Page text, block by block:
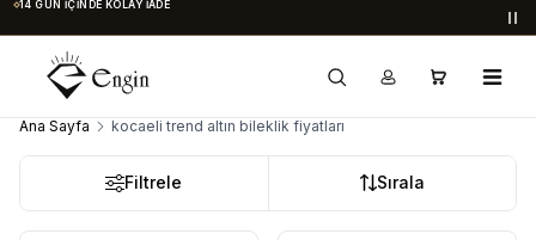
14 GÜN İÇINDE KOLAY İADE
Ana Sayfa kocaeli trend altın bileklik fiyatları
Filtrele Sırala